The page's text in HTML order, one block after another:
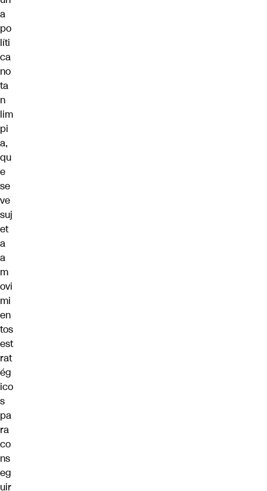
a
po
líti
ca
no
ta
n
lim
pi
a,
qu
e
se
ve
suj
et
a
a
m
ovi
mi
en
tos
est
rat
ég
ico
s
pa
ra
co
ns
eg
uir